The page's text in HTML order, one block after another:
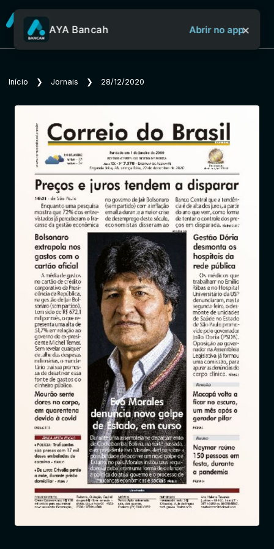
Sobre o Aya Bancah
Início
Revistas
Jornais
Notícias
Entrar
AYA Bancah Abrir no app×
Início ❯ Jornais ❯ 28/12/2020